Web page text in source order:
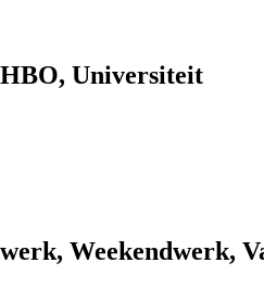
Universiteit
Weekendwerk,